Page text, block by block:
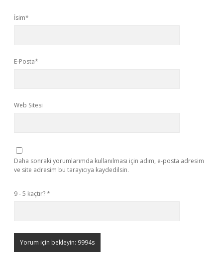
İsim*
E-Posta*
Web Sitesi
Daha sonraki yorumlarımda kullanılması için adım, e-posta adresim
ve site adresim bu tarayıcıya kaydedilsin.
9 - 5 kaçtır?*